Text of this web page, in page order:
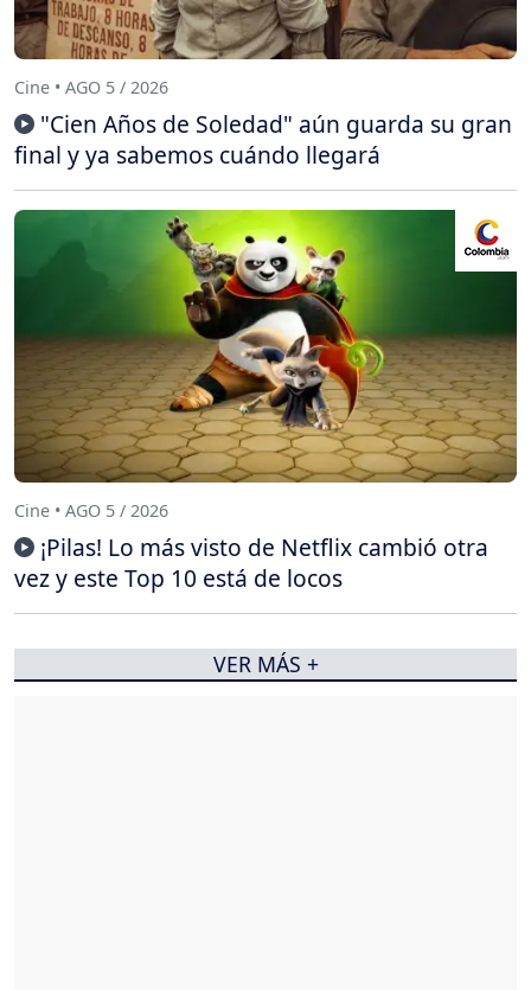
Cine • AGO 5 / 2026
"Cien Años de Soledad" aún guarda su gran
final y ya sabemos cuándo llegará
Cine • AGO 5 / 2026
¡Pilas! Lo más visto de Netflix cambió otra
vez y este Top 10 está de locos
VER MÁS +